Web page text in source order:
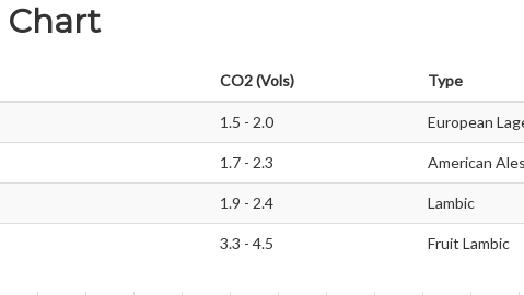
Chart
CO2 (Vols) Type
1.5 - 2.0 European
1.7 - 2.3 American
1.9 - 2.4 Lambic
3.3 - 4.5 Fruit Lambic